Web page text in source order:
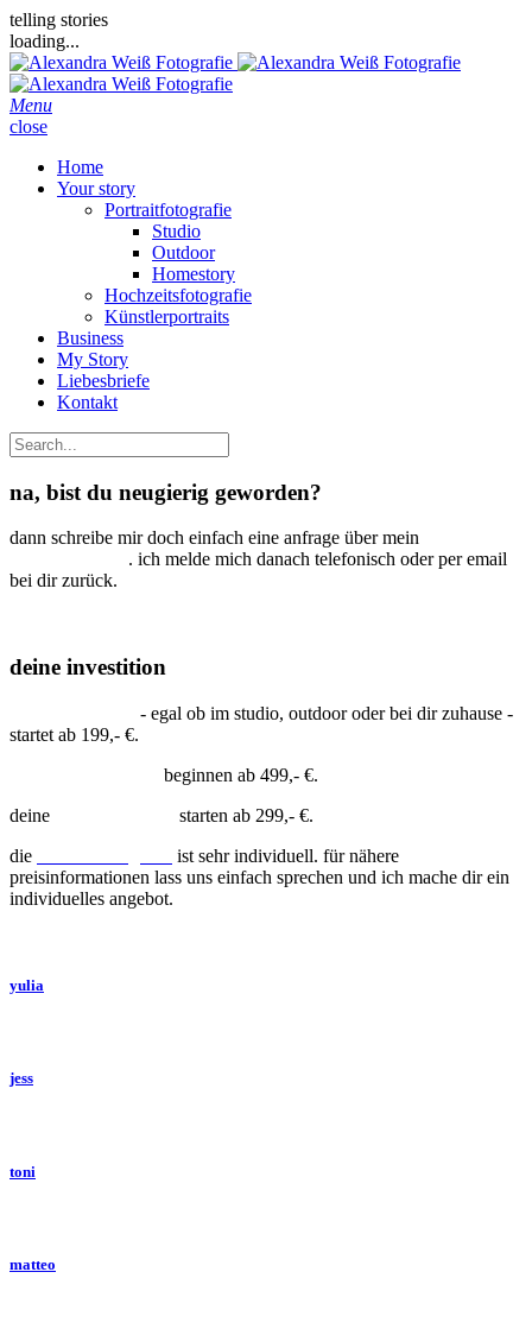
telling stories
loading...
Menu
close
Home
Your story
Portraitfotografie
Studio
Outdoor
Homestory
Hochzeitsfotografie
Künstlerportraits
Business
My Story
Liebesbriefe
Kontakt
na, bist du neugierig geworden?
dann schreibe mir doch einfach eine anfrage über mein
. ich melde mich danach telefonisch oder per email
bei dir zurück.
deine investition
- egal ob im studio, outdoor oder bei dir zuhause -
startet ab 199,- €.
beginnen ab 499,- €.
deine
starten ab 299,- €.
die
ist sehr individuell. für nähere
preisinformationen lass uns einfach sprechen und ich mache dir ein
individuelles angebot.
yulia
jess
toni
matteo